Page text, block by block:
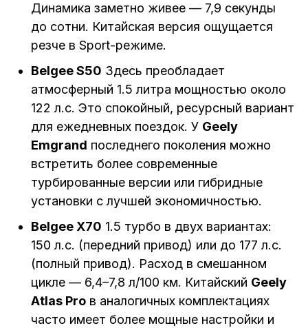
Динамика заметно живее — 7,9 секунды
до сотни. Китайская версия ощущается
резче в Sport-режиме.
Belgee S50 Здесь преобладает
атмосферный 1.5 литра мощностью около
122 л.с. Это спокойный, ресурсный вариант
для ежедневных поездок. У Geely
Emgrand последнего поколения можно
встретить более современные
турбированные версии или гибридные
установки с лучшей экономичностью.
Belgee X70 1.5 турбо в двух вариантах:
150 л.с. (передний привод) или до 177 л.с.
(полный привод). Расход в смешанном
цикле — 6,4–7,8 л/100 км. Китайский Geely
Atlas Pro в аналогичных комплектациях
часто имеет более мощные настройки и